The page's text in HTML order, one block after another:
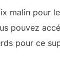
malin pour
pouvez
pour ce